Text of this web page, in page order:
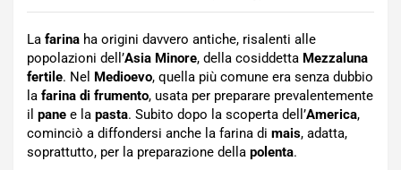
La farina ha origini davvero antiche, risalenti alle
popolazioni dell’Asia Minore, della cosiddetta Mezzaluna
fertile. Nel Medioevo, quella più comune era senza dubbio
la farina di frumento, usata per preparare prevalentemente
il pane e la pasta. Subito dopo la scoperta dell’America,
cominciò a diffondersi anche la farina di mais, adatta,
soprattutto, per la preparazione della polenta.